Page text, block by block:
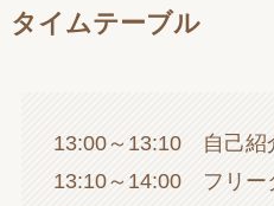
タイムテーブル
13:00～13:10 自己紹
13:10～14:00 フリー